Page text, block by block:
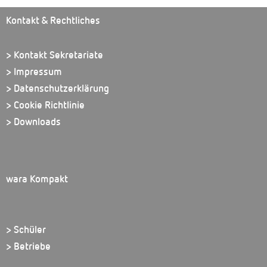
Kontakt & Rechtliches
> Kontakt Sekretariate
> Impressum
> Datenschutzerklärung
> Cookie Richtlinie
> Downloads
wara Kompakt
> Schüler
> Betriebe